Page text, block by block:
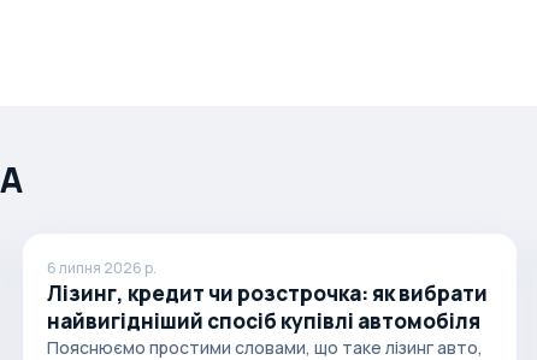
6 липня 2026 р.
Лізинг, кредит чи розстрочка: як вибрати
найвигідніший спосіб купівлі автомобіля
Пояснюємо простими словами, що таке лізинг авто,